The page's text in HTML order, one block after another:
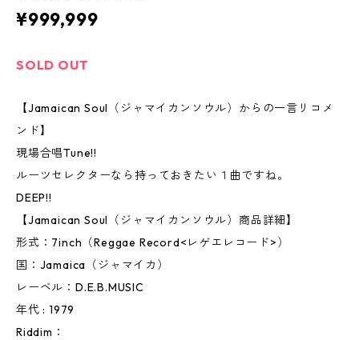
¥999,999
SOLD OUT
【Jamaican Soul（ジャマイカンソウル）からの一言リコメ
ンド】
現場合唱Tune!!
ルーツセレクターなら持っておきたい１曲ですね。
DEEP!!
【Jamaican Soul（ジャマイカンソウル）商品詳細】
形式：7inch（Reggae Record<レゲエレコード>）
国：Jamaica（ジャマイカ）
レーベル：D.E.B.MUSIC
年代 : 1979
Riddim：